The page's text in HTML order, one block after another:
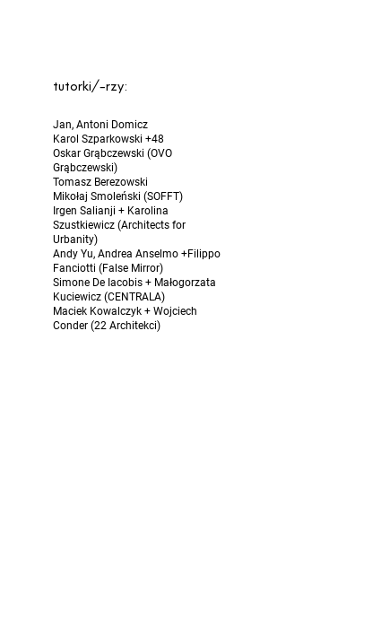
tutorki/-rzy:
Jan, Antoni Domicz
Karol Szparkowski +48
Oskar Grąbczewski (OVO
Grąbczewski)
Tomasz Berezowski
Mikołaj Smoleński (SOFFT)
Irgen Salianji + Karolina
Szustkiewicz (Architects for
Urbanity)
Andy Yu, Andrea Anselmo +Filippo
Fanciotti (False Mirror)
Simone De Iacobis + Małogorzata
Kuciewicz (CENTRALA)
Maciek Kowalczyk + Wojciech
Conder (22 Architekci)